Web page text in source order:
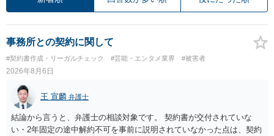
事務所との契約に関して
#契約書作成・リーガルチェック #芸能・エンタメ業界 #被害者
2026年8月6日
王 宣麟 弁護士
結論から言うと、弁護士の相談対象です。 契約書が交付されていな
い・2年固定の途中解約不可を事前に説明されていなかった点は、契約